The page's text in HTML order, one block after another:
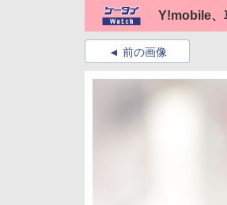
Y!mobile、
前の画像